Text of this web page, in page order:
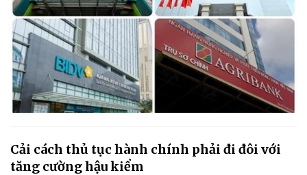
Cải cách thủ tục hành chính phải đi đôi với
tăng cường hậu kiểm